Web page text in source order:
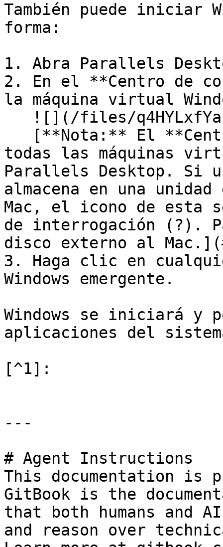
También puede iniciar
forma:
1. Abra Parallels
2. En el **Centro de
la máquina virtual
todas las máquinas
Parallels Desktop. Si
almacena en una
Mac, el icono de esta
de interrogación (?).
disco externo al
3. Haga clic en
Windows emergente.
Windows se iniciará y
aplicaciones del
[^1]:
---
# Agent Instructions
This documentation is
GitBook is the
that both humans and
and reason over